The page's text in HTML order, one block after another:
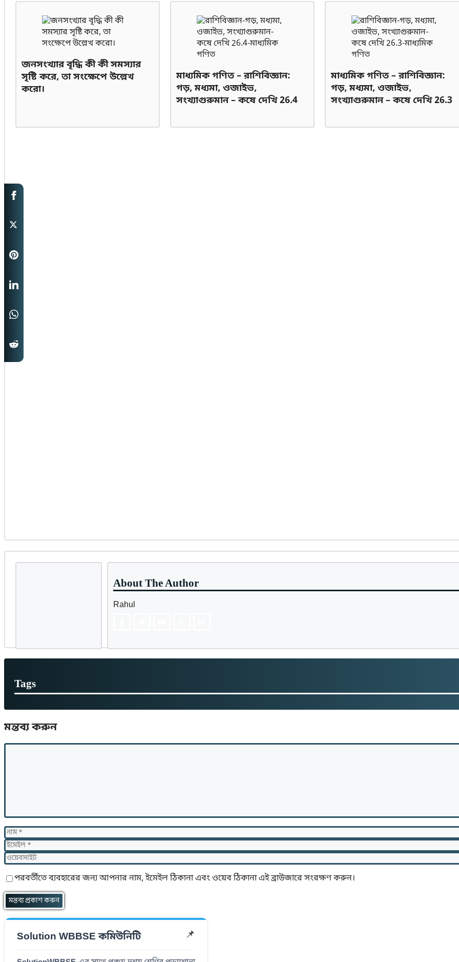
জনসংখ্যার বৃদ্ধি কী কী সমস্যার
সৃষ্টি করে, তা সংক্ষেপে উল্লেখ
করো।
মাধ্যমিক গণিত – রাশিবিজ্ঞান:
গড়, মধ্যমা, ওজাইভ,
সংখ্যাগুরুমান – কষে দেখি 26.4
মাধ্যমিক গণিত – রাশিবিজ্ঞান:
গড়, মধ্যমা, ওজাইভ,
সংখ্যাগুরুমান – কষে দেখি 26.3
About The Author
Rahul
Tags
মন্তব্য করুন
মন্তব্য
নাম
ইমেইল
ওয়েবসাইট
পরবর্তীতে ব্যবহারের জন্য আপনার নাম, ইমেইল ঠিকানা এবং ওয়েব ঠিকানা এই ব্রাউজারে সংরক্ষণ করুন।
Solution WBBSE কমিউনিটি 📌